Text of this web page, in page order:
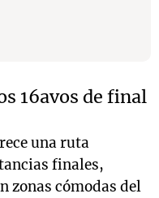
16avos de final
una ruta
finales,
zonas cómodas del